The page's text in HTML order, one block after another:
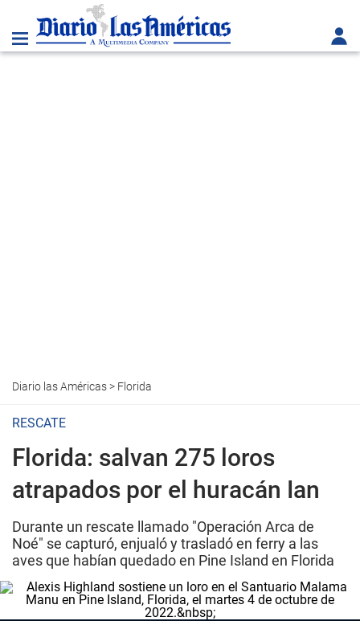
Diario las Américas> Florida
RESCATE
Florida: salvan 275 loros
atrapados por el huracán Ian
Durante un rescate llamado "Operación Arca de
Noé" se capturó, enjualó y trasladó en ferry a las
aves que habían quedado en Pine Island en Florida